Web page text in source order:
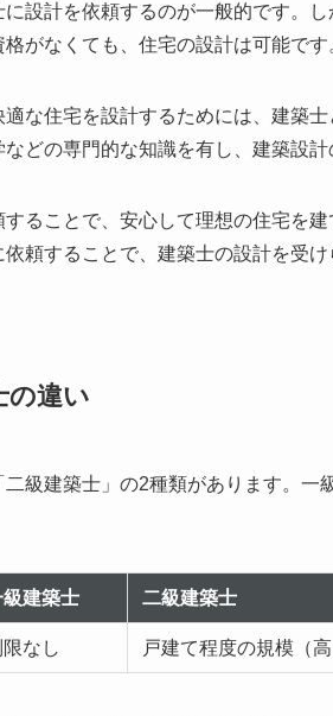
設計を依頼するのが一般的です。
がなくても、住宅の設計は可能です
な住宅を設計するためには、建築
どの専門的な知識を有し、建築設計
ることで、安心して理想の住宅を
頼することで、建築士の設計を受け
の違い
級建築士」の2種類があります。一
級建築士 二級建築士
なし 戸建て程度の規模（